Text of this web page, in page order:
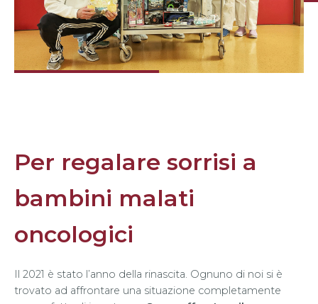
Per regalare sorrisi a
bambini malati
oncologici
Il 2021 è stato l’anno della rinascita. Ognuno di noi si è
trovato ad affrontare una situazione completamente